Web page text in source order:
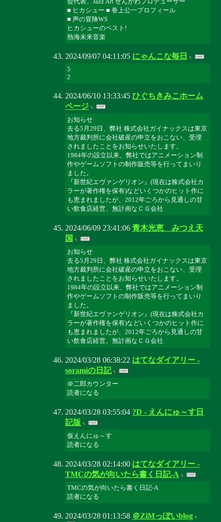
■ ヒカシュー ■ 巻上公一プロフィール
■ 声の冒険WS
ヒカシューのベスト!
熱海未来音楽
2024/09/07 04:11:05 にゃんこな毎日
5
2
2024/06/10 13:33:45 ひぐちきみこホーム
ページ
お知らせ
去る5月29日、弊社 株式会社ガイナックスは東京
地方裁判所に会社破産の申立をおこない、受理
されましたことをお知らせいたします。
1984年の設立以来、弊社ではアニメーション制
作やゲームソフトの制作販売等を行ってまいり
ました。
『新世紀エヴァンゲリオン』(現在は株式会社カ
ラーが著作権を保有)などいくつかのヒット作に
も恵まれましたが、2012年ごろから見通しの甘
い飲食店経営、無計画なＣＧ会社
2024/06/09 23:41:06 青木光恵 みつえ天
国
お知らせ
去る5月29日、弊社 株式会社ガイナックスは東京
地方裁判所に会社破産の申立をおこない、受理
されましたことをお知らせいたします。
1984年の設立以来、弊社ではアニメーション制
作やゲームソフトの制作販売等を行ってまいり
ました。
『新世紀エヴァンゲリオン』(現在は株式会社カ
ラーが著作権を保有)などいくつかのヒット作に
も恵まれましたが、2012年ごろから見通しの甘
い飲食店経営、無計画なＣＧ会社
2024/03/28 06:38:22 はてなダイアリー -
soramiの日記
＠二郎カウンター
読者になる
2024/03/28 03:55:04 ?D - えんにゅ～す日
記版
仮えんにゅ～す
読者になる
2024/03/28 02:14:00 はてなダイアリー -
TMCの気が向いたら書く日記-A
TMCの気が向いたら書く日記-A
読者になる
2024/03/28 01:13:58 ＠ZiMっぽいblog